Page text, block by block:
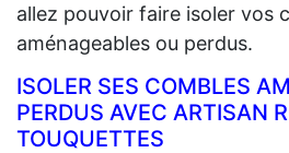
allez pouvoir faire isoler vos
aménageables ou perdus.
ISOLER SES COMBLES
PERDUS AVEC ARTISAN
TOUQUETTES